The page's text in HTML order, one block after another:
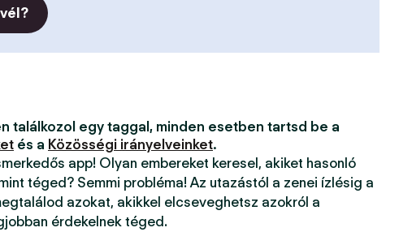
találkozol egy taggal, minden esetben tartsd be a
és a Közösségi irányelveinket.
app! Olyan embereket keresel, akiket hasonló
téged? Semmi probléma! Az utazástól a zenei ízlésig a
azokat, akikkel elcseveghetsz azokról a
érdekelnek téged.